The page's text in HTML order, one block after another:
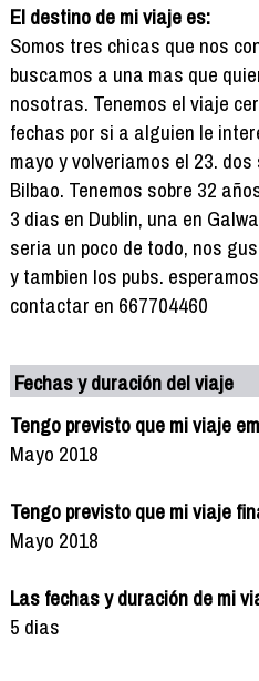
El destino de mi viaje es:
Somos tres chicas que nos
buscamos a una mas que
nosotras. Tenemos el viaje
fechas por si a alguien le
mayo y volveriamos el 23.
Bilbao. Tenemos sobre 32
3 dias en Dublin, una en
seria un poco de todo, nos
y tambien los pubs.
contactar en 667704460
Fechas y duración del viaje
Tengo previsto que mi viaje
Mayo 2018
Tengo previsto que mi viaje
Mayo 2018
Las fechas y duración de mi
5 dias